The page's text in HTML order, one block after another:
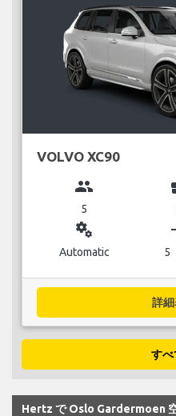
VOLVO XC90
group
5
miscellaneous_services
Automatic 5
詳
すべ
Hertz で Oslo Gardermoen